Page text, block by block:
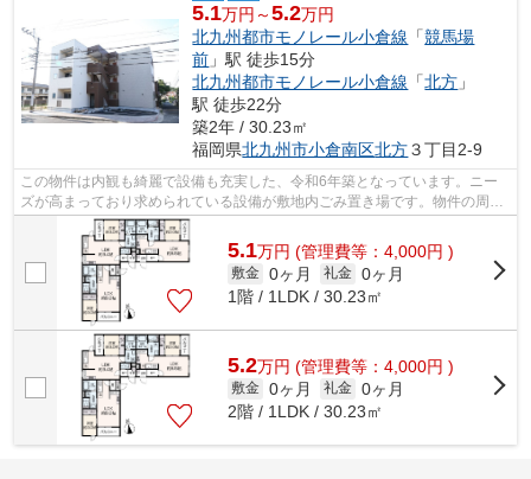
5.1万円～5.2万円
北九州都市モノレール小倉線 「競馬場
前 」駅 徒歩15分
北九州都市モノレール小倉線 「北方 」
駅 徒歩22分
築2年 / 30.23㎡
福岡県北九州市小倉南区北方３丁目2-9
この物件は内観も綺麗で設備も充実した、令和6年築となっています。ニー
ズが高まっており求められている設備が敷地内ごみ置き場です。物件の周辺
に2駅あるので移動範囲も広がります。...
5.1万円 (管理費等：4,000円 )
敷金 0ヶ月 礼金 0ヶ月
1階 / 1LDK / 30.23㎡
5.2万円 (管理費等：4,000円 )
敷金 0ヶ月 礼金 0ヶ月
2階 / 1LDK / 30.23㎡